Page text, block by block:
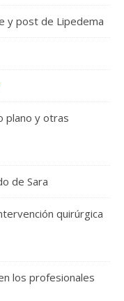
y post de Lipedema
plano y otras
de Sara
quirúrgica
los profesionales